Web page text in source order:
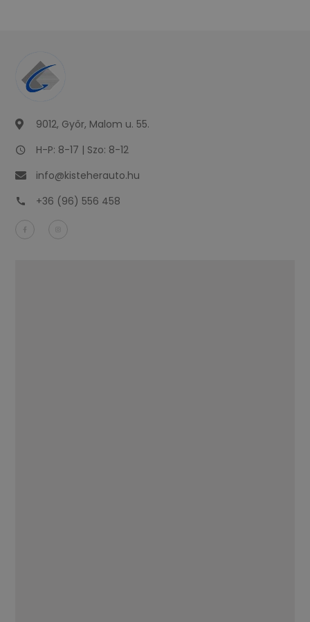
9012, Győr, Malom u. 55.
H-P: 8-17 | Szo: 8-12
info@kisteherauto.hu
+36 (96) 556 458